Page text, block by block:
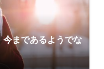
今まであるようでな